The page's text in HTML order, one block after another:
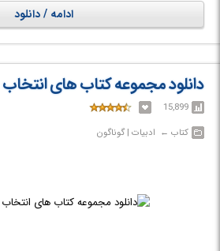
ادامه / دانلود
دانلود مجموعه کتاب های
15,899
کتاب‎ ← ‏ ادبیات | گوناگون